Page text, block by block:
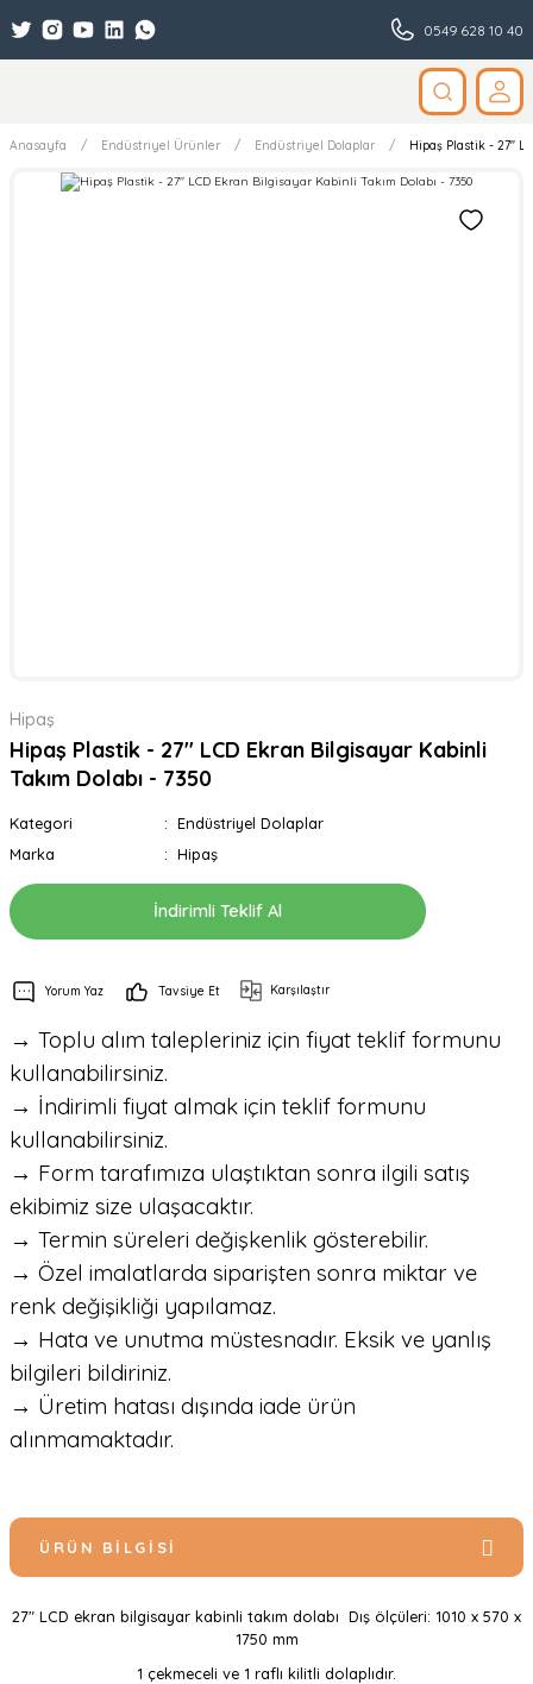
0549 628 10 40
Anasayfa Endüstriyel Ürünler Endüstriyel Dolaplar Hipaş Plastik - 27''
Hipaş
Hipaş Plastik - 27'' LCD Ekran Bilgisayar Kabinli
Takım Dolabı - 7350
Kategori
Endüstriyel Dolaplar
Marka
Hipaş
İndirimli Teklif Al
Yorum Yaz Tavsiye Et Karşılaştır
→ Toplu alım talepleriniz için fiyat teklif formunu
kullanabilirsiniz.
→ İndirimli fiyat almak için teklif formunu
kullanabilirsiniz.
→ Form tarafımıza ulaştıktan sonra ilgili satış
ekibimiz size ulaşacaktır.
→ Termin süreleri değişkenlik gösterebilir.
→ Özel imalatlarda siparişten sonra miktar ve
renk değişikliği yapılamaz.
→ Hata ve unutma müstesnadır. Eksik ve yanlış
bilgileri bildiriniz.
→ Üretim hatası dışında iade ürün
alınmamaktadır.
ÜRÜN BILGISI
27" LCD ekran bilgisayar kabinli takım dolabı Dış ölçüleri: 1010 x 570 x
1750 mm
1 çekmeceli ve 1 raflı kilitli dolaplıdır.